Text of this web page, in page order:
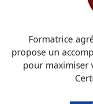
Formatrice
propose un
pour maximiser